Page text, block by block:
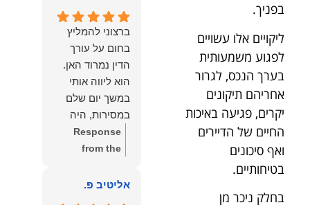
בפניך.
ליקויים אלו עשויים
לפגוע משמעותית
בערך הנכס, לגרור
אחריהם תיקונים
יקרים, פגיעה באיכות
החיים של הדיירים
ואף סיכונים
בטיחותיים.
בחלק ניכר מן
עליכם..אני
שמחה שאתם
איתי ותזכו לטוב
כפי
שאתם....תבורכו
ברכה והצלחה
וחיבוק ממני🙂😘
💓
והמרגשות.
שמחנו מאוד
לקרוא את
דברייך. אנו
מעריכים את
האמון שנתת בנו
ונמשיך לעמוד
לצידך וללוות
אותך במסירות.
הלב הרבה
ברצוני להמליץ
בחום על עורך
הדין נמרוד האן.
הוא ליווה אותי
במשך יום שלם
במסירות, היה
זמין לכל שאלה,
הכווין אותי בכל
תחושת ביטחון
Response
from the
הוא שלנו, נעמוד
אליטיב פ.